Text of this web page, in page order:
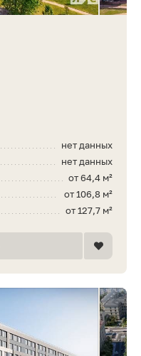
нет данных
нет данных
от 64,4 м²
от 106,8 м²
от 127,7 м²